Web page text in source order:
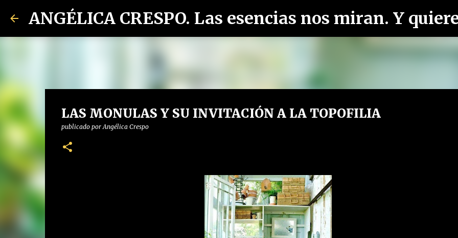
Ir al contenido principal
LAS MONULAS Y SU INVITACIÓN A LA TOPOFILIA
publicado porAngélica Crespo